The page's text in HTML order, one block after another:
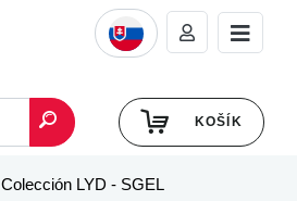
KOŠÍK
Colección LYD - SGEL